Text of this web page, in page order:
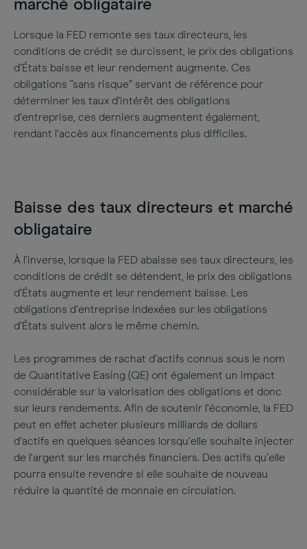
marché obligataire
Lorsque la FED remonte ses taux directeurs, les
conditions de crédit se durcissent, le prix des obligations
d’États baisse et leur rendement augmente. Ces
obligations “sans risque” servant de référence pour
déterminer les taux d’intérêt des obligations
d’entreprise, ces derniers augmentent également,
rendant l’accès aux financements plus difficiles.
Baisse des taux directeurs et marché
obligataire
À l’inverse, lorsque la FED abaisse ses taux directeurs, les
conditions de crédit se détendent, le prix des obligations
d’États augmente et leur rendement baisse. Les
obligations d’entreprise indexées sur les obligations
d’États suivent alors le même chemin.
Les programmes de rachat d’actifs connus sous le nom
de Quantitative Easing (QE) ont également un impact
considérable sur la valorisation des obligations et donc
sur leurs rendements. Afin de soutenir l’économie, la FED
peut en effet acheter plusieurs milliards de dollars
d’actifs en quelques séances lorsqu’elle souhaite injecter
de l’argent sur les marchés financiers. Des actifs qu’elle
pourra ensuite revendre si elle souhaite de nouveau
réduire la quantité de monnaie en circulation.